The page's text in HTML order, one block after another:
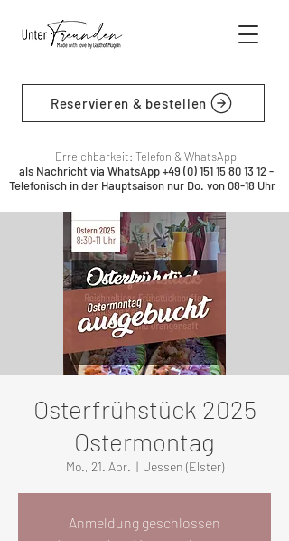
Reservieren & bestellen
Erreichbarkeit: Telefon & WhatsApp
als Nachricht via WhatsApp+49 (0) 151 15 80 13 12-
Telefonisch in der Hauptsaison nur Do. von 08-18 Uhr
Osterfrühstück 2025
Ostermontag
Mo., 21. Apr.
  |
Jessen (Elster)
Anmeldung geschlossen